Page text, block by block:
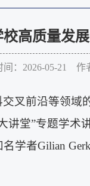
高质量发
间：2026-05-21
叉前沿等领域
讲堂”专题学
学者Gilian